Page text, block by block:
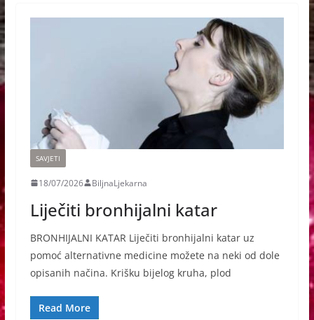
SAVJETI
18/07/2026 BiljnaLjekarna
Liječiti bronhijalni katar
BRONHIJALNI KATAR Liječiti bronhijalni katar uz
pomoć alternativne medicine možete na neki od dole
opisanih načina. Krišku bijelog kruha, plod
Read More